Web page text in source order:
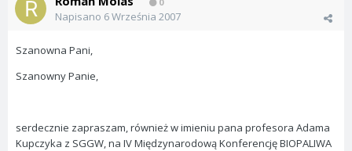
Napisano 6 Września 2007
Szanowna Pani,
Szanowny Panie,
serdecznie zapraszam, również w imieniu pana profesora Adama
Kupczyka z SGGW, na IV Międzynarodową Konferencję BIOPALIWA